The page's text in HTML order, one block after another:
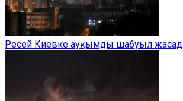
Ресей Киевке ауқымды шабуыл